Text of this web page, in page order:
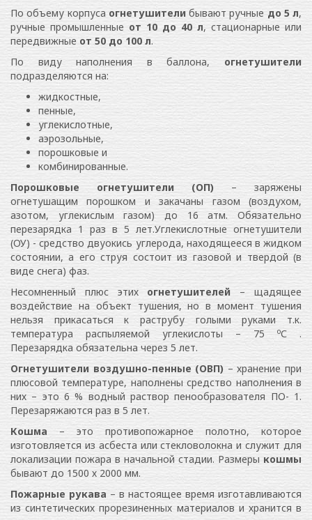
По объему корпуса огнетушители бывают ручные до 5 л,
ручные промышленные от 10 до 40 л, стационарные или
передвижные от 50 до 100 л.
По виду наполнения в баллона, огнетушители
подразделяются на:
жидкостные,
пенные,
углекислотные,
аэрозольные,
порошковые и
комбинированные.
Порошковые огнетушители (ОП) – заряжены
огнетушащим порошком и закачаны газом (воздухом,
азотом, углекислым газом) до 16 атм. Обязательно
перезарядка 1 раз в 5 лет.Углекислотные огнетушители
(ОУ) - средство двуокись углерода, находящееся в жидком
состоянии, а его струя состоит из газовой и твердой (в
виде снега) фаз.
Несомненный плюс этих огнетушителей – щадящее
воздействие на объект тушения, но в момент тушения
нельзя прикасаться к раструбу голыми руками т.к.
температура распыляемой углекислоты – 75
оС .
Перезарядка обязательна через 5 лет.
Огнетушители воздушно-пенные (ОВП) – хранение при
плюсовой температуре, наполнены средство наполнения в
них – это 6 % водный раствор пенообразователя ПО- 1.
Перезаряжаются раз в 5 лет.
Кошма – это противопожарное полотно, которое
изготовляется из асбеста или стекловолокна и служит для
локализации пожара в начальной стадии. Размеры кошмы
бывают до 1500 х 2000 мм.
Пожарные рукава – в настоящее время изготавливаются
из синтетических прорезиненных материалов и хранится в